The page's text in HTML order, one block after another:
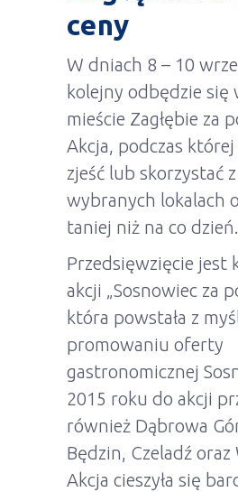
ceny
W dniach 8 – 10
kolejny odbędzie się
mieście Zagłębie za
Akcja, podczas
zjeść lub skorzystać
wybranych lokalach
taniej niż na co dzień.
Przedsięwzięcie jest
akcji „Sosnowiec za
która powstała z
promowaniu oferty
gastronomicznej
2015 roku do akcji
również Dąbrowa
Będzin, Czeladź oraz
Akcja cieszyła się